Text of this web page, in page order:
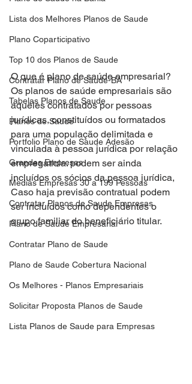
Lista dos Melhores Planos de Saude
Plano Coparticipativo
Top 10 dos Planos de Saude
Contratar Plano de Saude-BA
Tabelas Planos de Saude
Planos de Saude
Portfolio Plano de Saude Adesão
Grandes Empresas
Medias Empresas 30 a 199 Pessoas
Contratar Planos de Saude Empresas
Plano de Saude Empresarial
Contratar Plano de Saude
Plano de Saude Cobertura Nacional
Os Melhores - Planos Empresariais
Solicitar Proposta Planos de Saude
Lista Planos de Saude para Empresas
O que é plano de saúde empresarial?
Os planos de saúde empresariais são
aqueles contratados por pessoas
jurídicas, constituídos ou formatados
para uma população delimitada e
vinculada à pessoa jurídica por relação
empregatícia. podem ser ainda
incluídos os sócios da pessoa jurídica,
Caso haja previsão contratual podem
ser incluídos como dependentes o
grupo familiar do beneficiário titular.